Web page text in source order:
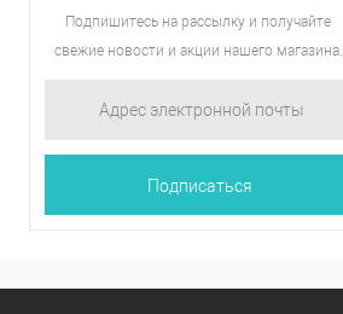
Подпишитесь на рассылку и получайте
свежие новости и акции нашего магазина.